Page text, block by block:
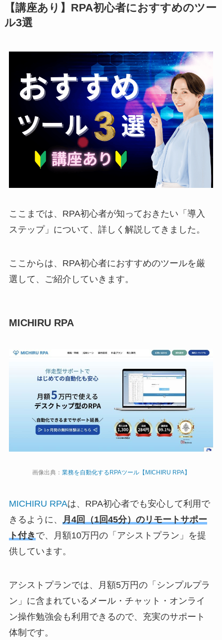
【講座あり】RPA初心者におすすめのツー
ル3選
ここまでは、RPA初心者が知っておきたい「導入
ステップ」について、詳しく解説してきました。
ここからは、RPA初心者におすすめのツールを厳
選して、ご紹介していきます。
MICHIRU RPA
画像出典： 業務を自動化するRPAツール【MICHIRU RPA】
MICHIRU RPAは、RPA初心者でも安心して利用で
きるように、 月4回（1回45分）のリモートサポー
ト付きで、月額10万円の「アシストプラン」を提
供しています。
アシストプランでは、月額5万円の「シンプルプラ
ン」に含まれているメール・チャット・オンライ
ン操作勉強会も利用できるので、充実のサポート
体制です。